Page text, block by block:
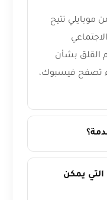
موبايلي تتيح
القلق بشأن
تصفح فيسبوك،
يمكن